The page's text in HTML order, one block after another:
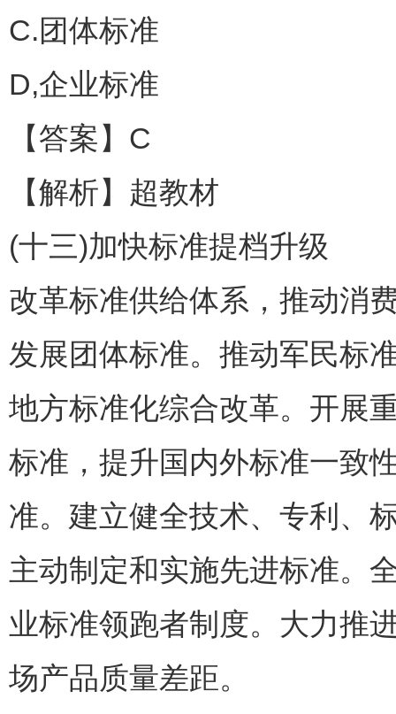
C.团体标准
D,企业标准
【答案】C
【解析】超教材
(十三)加快标准提档升级
改革标准供给体系，推动消
发展团体标准。推动军民标
地方标准化综合改革。开展
标准，提升国内外标准一致
准。建立健全技术、专利、
主动制定和实施先进标准。
业标准领跑者制度。大力推
场产品质量差距。